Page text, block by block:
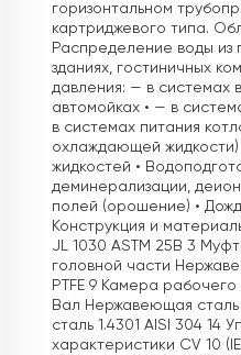
горизонтальном
картриджевого типа.
Распределение воды из
зданиях, гостиничных
давления: — в системах
автомойках • — в
в системах питания
охлаждающей
жидкостей •
деминерализации,
полей (орошение) •
Конструкция и
JL 1030 ASTM 25B 3
головной части
PTFE 9 Камера
Вал Нержавеющая сталь
сталь 1.4301 AISI 304 14
характеристики CV 10